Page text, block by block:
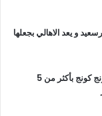
و يعد الاهالي بجعلها
بيع ناطحة سحاب في هونج كونج بأكثر من 5